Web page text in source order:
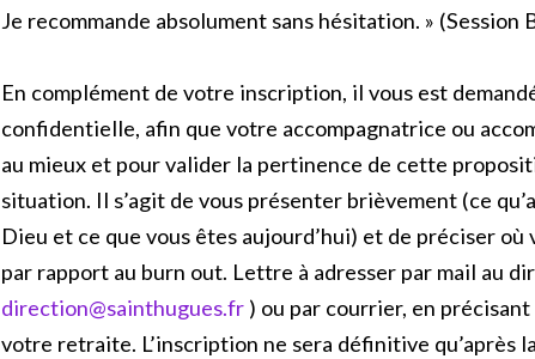
Je recommande absolument sans hésitation. » (Session
En complément de votre inscription, il vous est
confidentielle, afin que votre accompagnatrice ou
au mieux et pour valider la pertinence de cette
situation. Il s’agit de vous présenter brièvement (ce
Dieu et ce que vous êtes aujourd’hui) et de préciser où
par rapport au burn out. Lettre à adresser par mail au
direction@sainthugues.fr ) ou par courrier, en
votre retraite. L’inscription ne sera définitive qu’après